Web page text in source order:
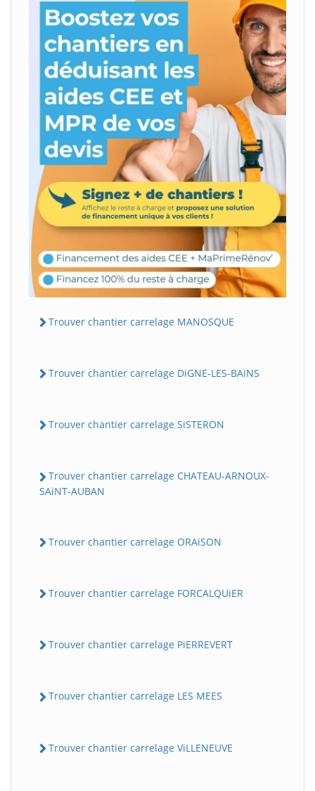
Trouver chantier carrelage MANOSQUE
Trouver chantier carrelage DiGNE-LES-BAiNS
Trouver chantier carrelage SiSTERON
Trouver chantier carrelage CHATEAU-ARNOUX-
SAiNT-AUBAN
Trouver chantier carrelage ORAiSON
Trouver chantier carrelage FORCALQUiER
Trouver chantier carrelage PiERREVERT
Trouver chantier carrelage LES MEES
Trouver chantier carrelage ViLLENEUVE